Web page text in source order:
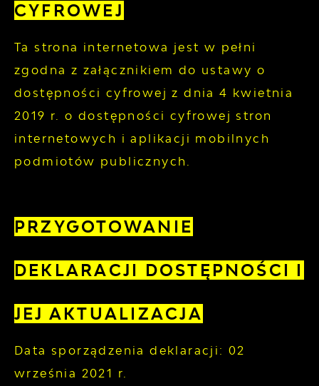
CYFROWEJ
Ta strona internetowa jest w pełni
zgodna z załącznikiem do ustawy o
dostępności cyfrowej z dnia 4 kwietnia
2019 r. o dostępności cyfrowej stron
internetowych i aplikacji mobilnych
podmiotów publicznych.
PRZYGOTOWANIE
DEKLARACJI DOSTĘPNOŚCI I
JEJ AKTUALIZACJA
Data sporządzenia deklaracji: 02
września 2021 r.